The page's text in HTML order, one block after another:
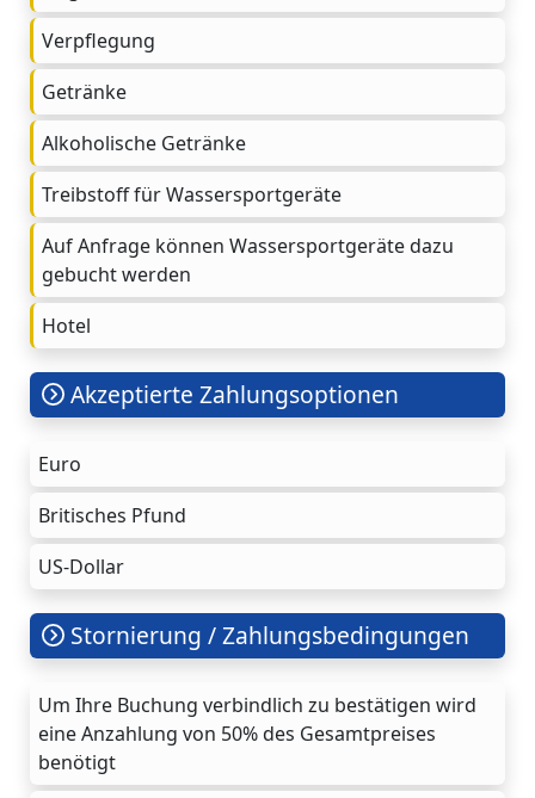
Verpflegung
Getränke
Alkoholische Getränke
Treibstoff für Wassersportgeräte
Auf Anfrage können Wassersportgeräte dazu
gebucht werden
Hotel
Akzeptierte Zahlungsoptionen
Euro
Britisches Pfund
US-Dollar
Stornierung / Zahlungsbedingungen
Um Ihre Buchung verbindlich zu bestätigen wird
eine Anzahlung von 50% des Gesamtpreises
benötigt